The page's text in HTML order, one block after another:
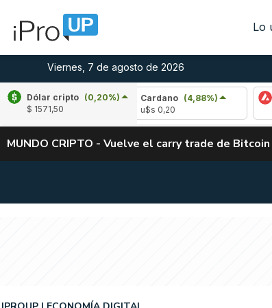
Lo
Viernes, 7 de agosto de 2026
Dólar cripto (0,20%)
$ 1571,50
Cardano (4,88%)
Avalanche
MUNDO CRIPTO - Vuelve el carry trade de